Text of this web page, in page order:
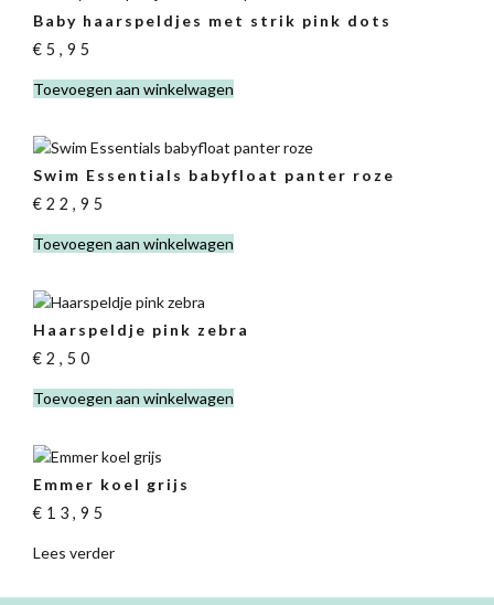
Baby haarspeldjes met strik pink dots
€ 5,95
Toevoegen aan winkelwagen
Swim Essentials babyfloat panter roze
€ 22,95
Toevoegen aan winkelwagen
Haarspeldje pink zebra
€ 2,50
Toevoegen aan winkelwagen
Emmer koel grijs
€ 13,95
Lees verder